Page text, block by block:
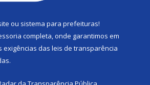
ou sistema para prefeituras!
completa, onde garantimos em
exigências das leis de transparência